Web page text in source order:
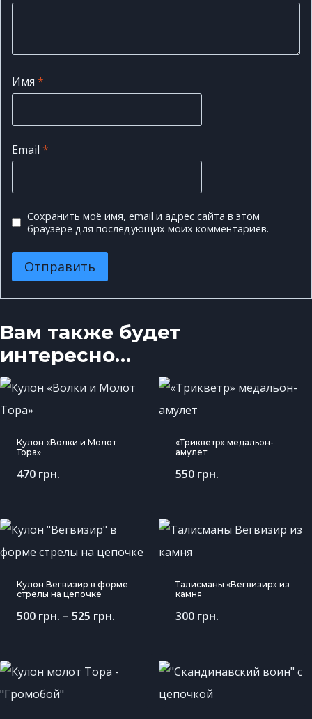
Имя *
Email *
Сохранить моё имя, email и адрес сайта в этом
браузере для последующих моих комментариев.
Вам также будет
интересно…
Кулон «Волки и Молот
Тора»
470 грн.
«Трикветр» медальон-
амулет
550 грн.
Кулон Вегвизир в форме
стрелы на цепочке
500 грн. – 525 грн.
Талисманы «Вегвизир» из
камня
300 грн.